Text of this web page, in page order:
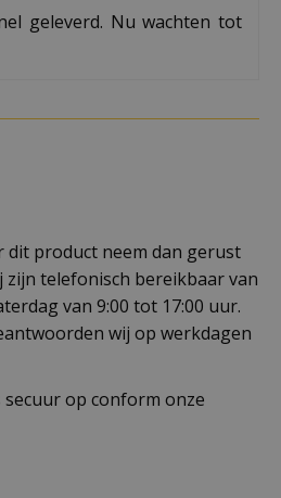
geleverd. Nu wachten tot
dit product neem dan gerust
zijn telefonisch bereikbaar van
van 9:00 tot 17:00 uur.
wij op werkdagen
op conform onze